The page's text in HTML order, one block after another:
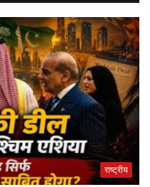
राष्ट्रीय